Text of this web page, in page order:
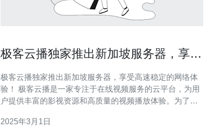
极客云播独家推出新加坡服务器，享受
极客云播独家推出新加坡服务器，享受高速稳定的网络体
验！ 极客云播是一家专注于在线视频服务的云平台，为用
户提供丰富的影视资源和高质量的视频播放体验。为了进
服务器，让用户能够享受到更快速、更稳定的网络体验。
2025年3月1日